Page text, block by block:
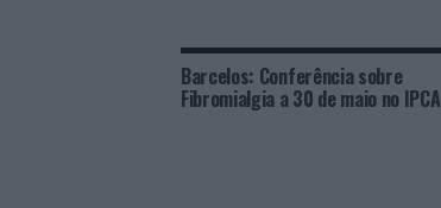
Barcelos: Conferência sobre
Fibromialgia a 30 de maio no IPCA